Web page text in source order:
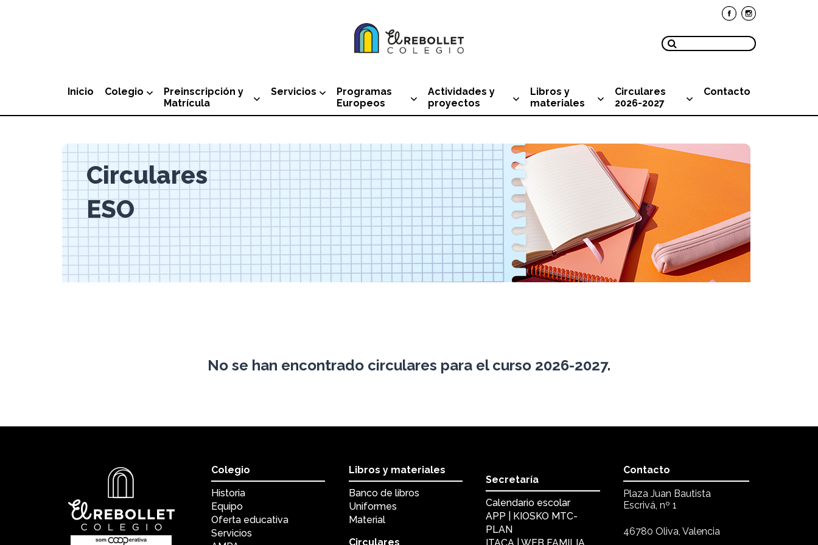
Inicio Colegio
Preinscripción y
Matrícula
Servicios
Programas
Europeos
Actividades y
proyectos
Libros y
materiales
Circulares
2026-2027
Contacto
Circulares
ESO
No se han encontrado circulares para el curso 2026-2027.
Colegio
Historia
Equipo
Oferta educativa
Servicios
Libros y materiales
Banco de libros
Uniformes
Material
Circulares
Secretaría
Calendario escolar
APP | KIOSKO MTC-
PLAN
Contacto
Plaza Juan Bautista
Escrivá, nº 1
46780 Oliva, Valencia